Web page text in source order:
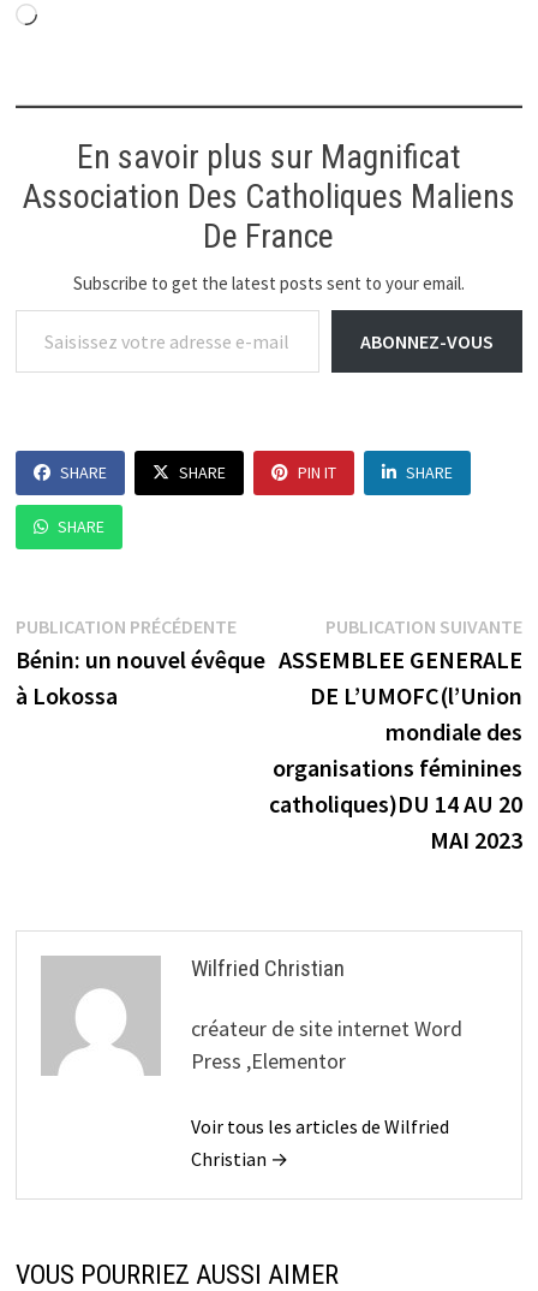
Chargement…
En savoir plus sur Magnificat
Association Des Catholiques Maliens
De France
Subscribe to get the latest posts sent to your email.
Saisissez votre adresse e-mail…
ABONNEZ-VOUS
SHARE SHARE PIN IT SHARE
SHARE
Navigation
de
PUBLICATION PRÉCÉDENTEPublication
précédente :
Bénin: un nouvel évêque
à Lokossa
PUBLICATION SUIVANTE
ASSEMBLEE GENERALE
DE L’UMOFC(l’Union
mondiale des
organisations féminines
catholiques)DU 14 AU 20
MAI 2023
Wilfried Christian
créateur de site internet Word
Press ,Elementor
Voir tous les articles de Wilfried
Christian →
VOUS POURRIEZ AUSSI AIMER